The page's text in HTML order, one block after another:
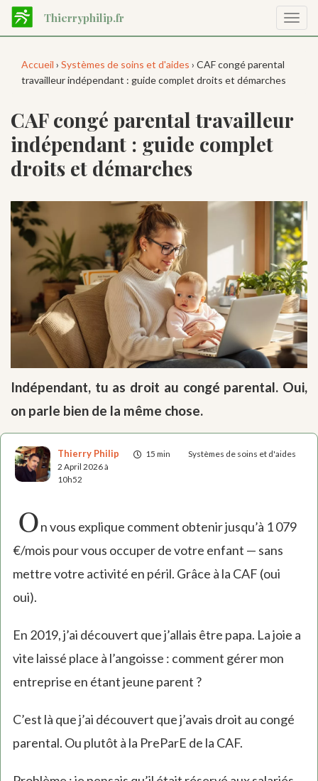
Aller
contenu
Thierryphilip.fr
la
Accueil › Systèmes de soins et d'aides › CAF congé parental
travailleur indépendant : guide complet droits et démarches
CAF congé parental travailleur
indépendant : guide complet
droits et démarches
Indépendant, tu as droit au congé parental. Oui,
on parle bien de la même chose.
15 min Systèmes de soins et d'aides
Thierry Philip
2 April 2026 à
10h52
On vous explique comment obtenir jusqu’à 1 079
€/mois pour vous occuper de votre enfant — sans
mettre votre activité en péril. Grâce à la CAF (oui
oui).
En 2019, j’ai découvert que j’allais être papa. La joie a
vite laissé place à l’angoisse : comment gérer mon
entreprise en étant jeune parent ?
C’est là que j’ai découvert que j’avais droit au congé
parental. Ou plutôt à la PreParE de la CAF.